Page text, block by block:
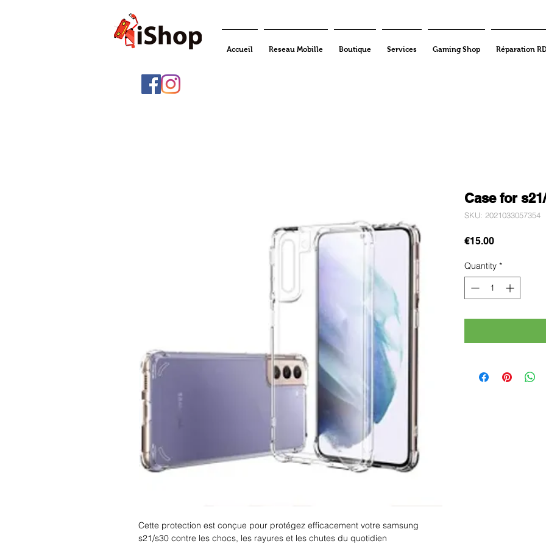
Accueil Reseau Mobille Boutique Services Gaming Shop Réparation
Cette protection est conçue pour protégez efficacement votre samsung
s21/s30 contre les chocs, les rayures et les chutes du quotidien
Case for
SKU: 2021033057354
€15.00Price
Quantity *